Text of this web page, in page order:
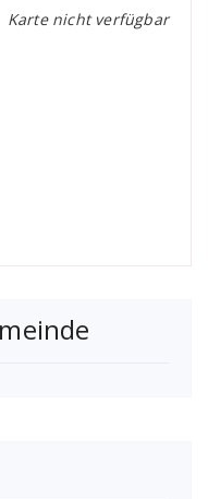
Karte nicht verfügbar